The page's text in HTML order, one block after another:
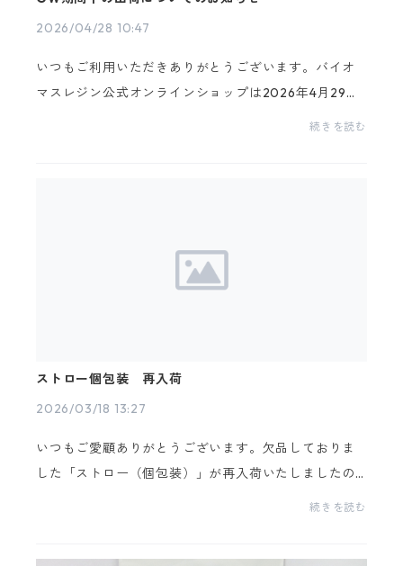
2026/04/28 10:47
いつもご利用いただきありがとうございます。バイオ
マスレジン公式オンラインショップは2026年4月29日
続きを読む
ストロー個包装 再入荷
2026/03/18 13:27
いつもご愛顧ありがとうございます。欠品しておりま
した「ストロー（個包装）」が再入荷いたしましたの
で、ご案内いたします。みなさまのご注文を心よりお
続きを読む